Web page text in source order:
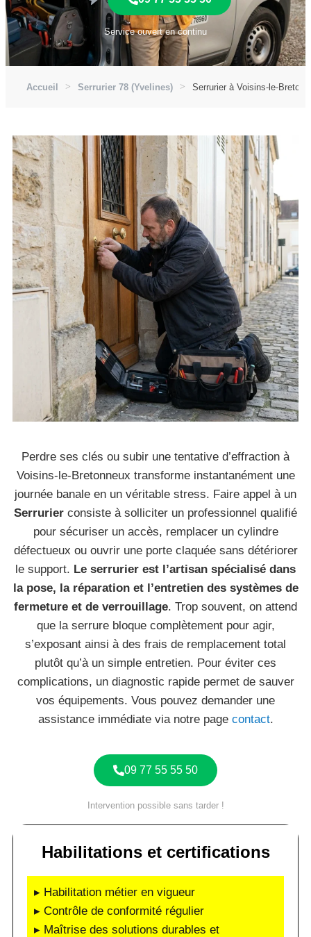
Service ouvert en continu
Accueil Serrurier 78 (Yvelines) Serrurier à Voisins-le-
Perdre ses clés ou subir une tentative d’effraction à
Voisins-le-Bretonneux transforme instantanément une
journée banale en un véritable stress. Faire appel à un
Serrurier consiste à solliciter un professionnel qualifié
pour sécuriser un accès, remplacer un cylindre
défectueux ou ouvrir une porte claquée sans détériorer
le support. Le serrurier est l’artisan spécialisé dans
la pose, la réparation et l’entretien des systèmes de
fermeture et de verrouillage. Trop souvent, on attend
que la serrure bloque complètement pour agir,
s’exposant ainsi à des frais de remplacement total
plutôt qu’à un simple entretien. Pour éviter ces
complications, un diagnostic rapide permet de sauver
vos équipements. Vous pouvez demander une
assistance immédiate via notre page contact.
09 77 55 55 50
Intervention possible sans tarder !
Habilitations et certifications
▸ Habilitation métier en vigueur
▸ Contrôle de conformité régulier
▸ Maîtrise des solutions durables et